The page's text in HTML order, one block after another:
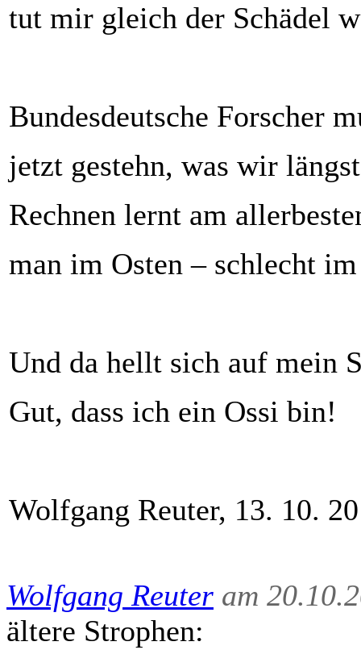
tut mir gleich der Schädel
Bundesdeutsche Forscher
jetzt gestehn, was wir
Rechnen lernt am
man im Osten – schlecht
Und da hellt sich auf mein
Gut, dass ich ein Ossi bin!
Wolfgang Reuter, 13. 10.
Wolfgang Reuter am
ältere Strophen: